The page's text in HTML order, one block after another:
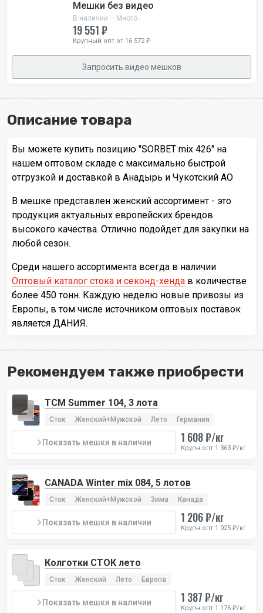
Мешки без видео
В наличии – Много
19 551 ₽
Крупный опт от 16 572 ₽
Запросить видео мешков
Описание товара
Вы можете купить позицию "SORBET mix 426" на
нашем оптовом складе с максимально быстрой
отгрузкой и доставкой в Анадырь и Чукотский АО
В мешке представлен женский ассортимент - это
продукция актуальных европейских брендов
высокого качества. Отлично подойдет для закупки на
любой сезон.
Среди нашего ассортимента всегда в наличии
Оптовый каталог стока и секонд-хенда в количестве
более 450 тонн. Каждую неделю новые привозы из
Европы, в том числе источником оптовых поставок
является ДАНИЯ.
Рекомендуем также приобрести
TCM Summer 104, 3 лота
Сток Женский+Мужской Лето Германия
Показать мешки в наличии 1 608 ₽/кг
Крупн.опт 1 363 ₽/кг
CANADA Winter mix 084, 5 лотов
Сток Женский+Мужской Зима Канада
Показать мешки в наличии 1 206 ₽/кг
Крупн.опт 1 025 ₽/кг
Колготки СТОК лето
Сток Женский Лето Европа
Показать мешки в наличии 1 387 ₽/кг
Крупн.опт 1 176 ₽/кг